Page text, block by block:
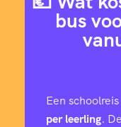
bus
Een
per leerling.